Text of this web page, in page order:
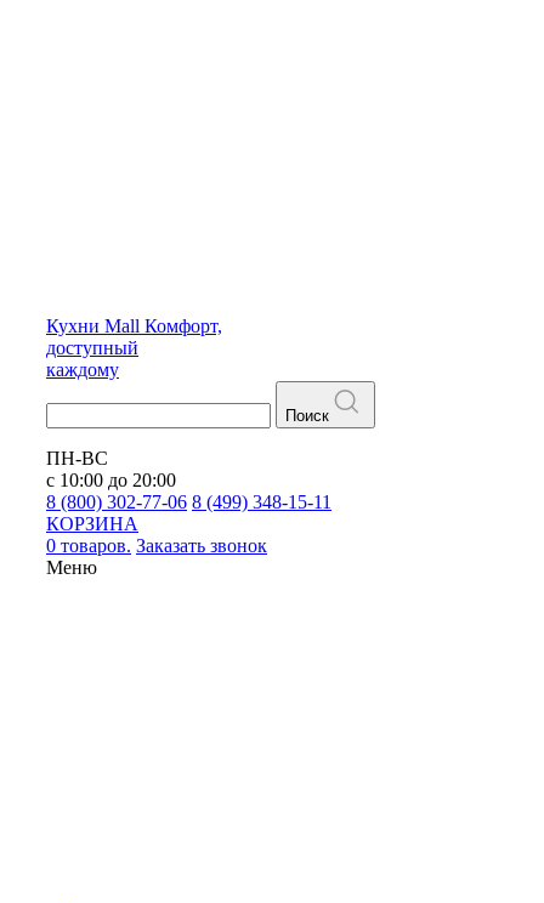
Кухни Mall Комфорт,
доступный
каждому
Поиск
ПН-ВС
с 10:00 до 20:00
8 (800) 302-77-06 8 (499) 348-15-11
КОРЗИНА
0 товаров. Заказать звонок
Меню